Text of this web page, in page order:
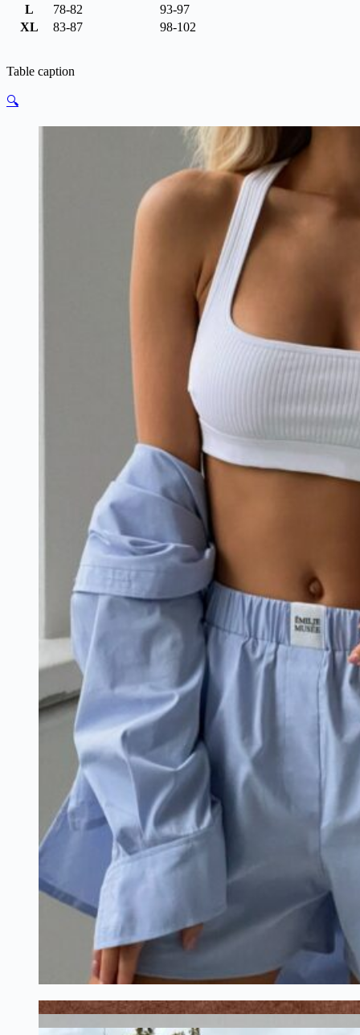
L 78-82
93-97
XL
83-87 98-102
Table caption
🔍